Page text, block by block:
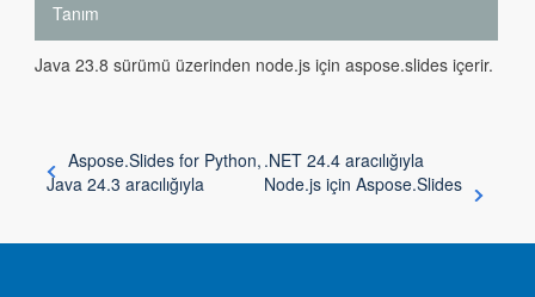
Tanım
Java 23.8 sürümü üzerinden node.js için aspose.slides içerir.
Aspose.Slides for Python,
Java 24.3 aracılığıyla
.NET 24.4 aracılığıyla
Node.js için Aspose.Slides